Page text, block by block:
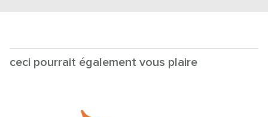
ceci pourrait également vous plaire